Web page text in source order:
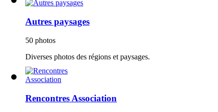
Autres paysages
50 photos
Diverses photos des régions et paysages.
Rencontres Association